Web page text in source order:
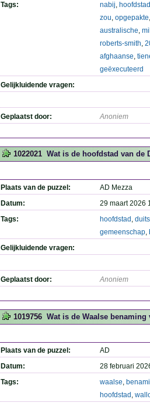
Tags:
nabij, hoofdstad
zou, opgepakte,
australische,
roberts-smith,
afghaanse,
geëxecuteerd
Gelijkluidende vragen:
Geplaatst door: Anoniem
1022021 Wat is de hoofdstad van de
Plaats van de puzzel:
AD Mezza
Datum:
29 maart 2026
Tags:
hoofdstad ,
gemeenschap,
Gelijkluidende vragen:
Geplaatst door: Anoniem
1019756 Wat is de Waalse
Plaats van de puzzel:
AD
Datum:
28 februari
Tags:
waalse,
hoofdstad ,